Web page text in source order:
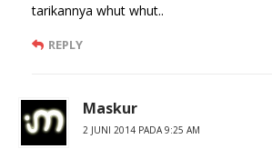
tarikannya whut whut..
REPLY
Maskur
2 JUNI 2014 PADA 9:25 AM